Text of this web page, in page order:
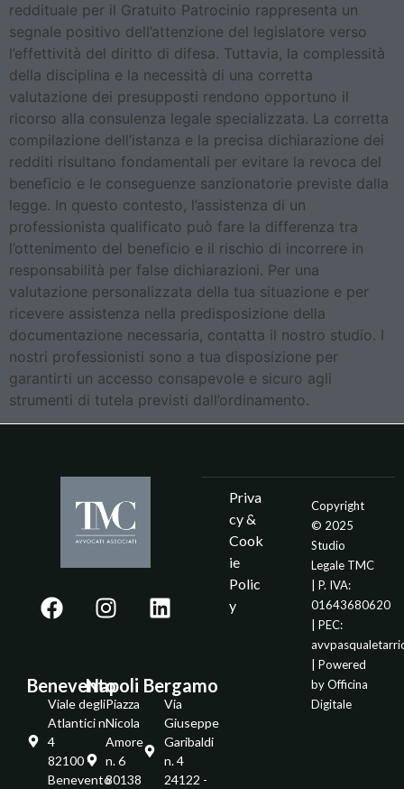
reddituale per il Gratuito Patrocinio rappresenta un
segnale positivo dell’attenzione del legislatore verso
l’effettività del diritto di difesa. Tuttavia, la complessità
della disciplina e la necessità di una corretta
valutazione dei presupposti rendono opportuno il
ricorso alla consulenza legale specializzata. La corretta
compilazione dell’istanza e la precisa dichiarazione dei
redditi risultano fondamentali per evitare la revoca del
beneficio e le conseguenze sanzionatorie previste dalla
legge. In questo contesto, l’assistenza di un
professionista qualificato può fare la differenza tra
l’ottenimento del beneficio e il rischio di incorrere in
responsabilità per false dichiarazioni. Per una
valutazione personalizzata della tua situazione e per
ricevere assistenza nella predisposizione della
documentazione necessaria, contatta il nostro studio. I
nostri professionisti sono a tua disposizione per
garantirti un accesso consapevole e sicuro agli
strumenti di tutela previsti dall’ordinamento.
Benevento
Viale degli
Atlantici n.
4
82100 -
Benevento
Napoli
Piazza
Nicola
Amore
n. 6
80138
Bergamo
Via
Giuseppe
Garibaldi
n. 4
24122 -
Priva
cy &
Cook
ie
Polic
y
Copyright
© 2025
Studio
Legale TMC
| P. IVA:
01643680620
| PEC:
| Powered
byOfficina
Digitale